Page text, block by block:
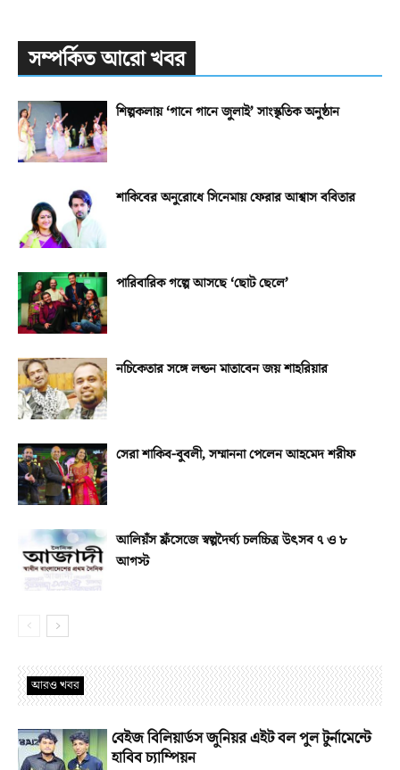
সম্পর্কিত আরো খবর
শিল্পকলায় ‘গানে গানে জুলাই’ সাংস্কৃতিক অনুষ্ঠান
শাকিবের অনুরোধে সিনেমায় ফেরার আশ্বাস ববিতার
পারিবারিক গল্পে আসছে ‘ছোট ছেলে’
নচিকেতার সঙ্গে লন্ডন মাতাবেন জয় শাহরিয়ার
সেরা শাকিব-বুবলী, সম্মাননা পেলেন আহমেদ শরীফ
আলিয়ঁস ফ্রঁসেজে স্বল্পদৈর্ঘ্য চলচ্চিত্র উৎসব ৭ ও ৮
আগস্ট
আরও খবর
বেইজ বিলিয়ার্ডস জুনিয়র এইট বল পুল টুর্নামেন্টে
হাবিব চ্যাম্পিয়ন